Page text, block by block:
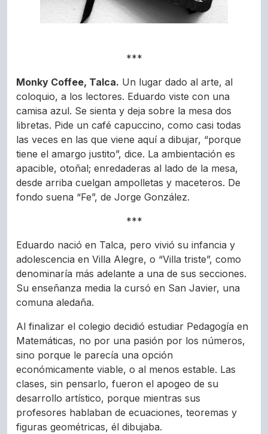
***
Monky Coffee, Talca. Un lugar dado al arte, al
coloquio, a los lectores. Eduardo viste con una
camisa azul. Se sienta y deja sobre la mesa dos
libretas. Pide un café capuccino, como casi todas
las veces en las que viene aquí a dibujar, “porque
tiene el amargo justito”, dice. La ambientación es
apacible, otoñal; enredaderas al lado de la mesa,
desde arriba cuelgan ampolletas y maceteros. De
fondo suena “Fe”, de Jorge González.
***
Eduardo nació en Talca, pero vivió su infancia y
adolescencia en Villa Alegre, o “Villa triste”, como
denominaría más adelante a una de sus secciones.
Su enseñanza media la cursó en San Javier, una
comuna aledaña.
Al finalizar el colegio decidió estudiar Pedagogía en
Matemáticas, no por una pasión por los números,
sino porque le parecía una opción
económicamente viable, o al menos estable. Las
clases, sin pensarlo, fueron el apogeo de su
desarrollo artístico, porque mientras sus
profesores hablaban de ecuaciones, teoremas y
figuras geométricas, él dibujaba.